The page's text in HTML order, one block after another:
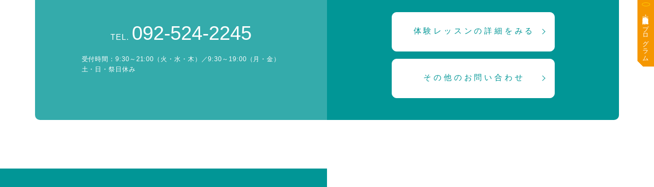
医療・高齢者施設向けプログラム
TEL. 092-524-2245
受付時間：9:30～21:00（火・水・木）／9:30～19:00（月・金）
土・日・祭日休み
体験レッスンの詳細をみる
その他のお問い合わせ